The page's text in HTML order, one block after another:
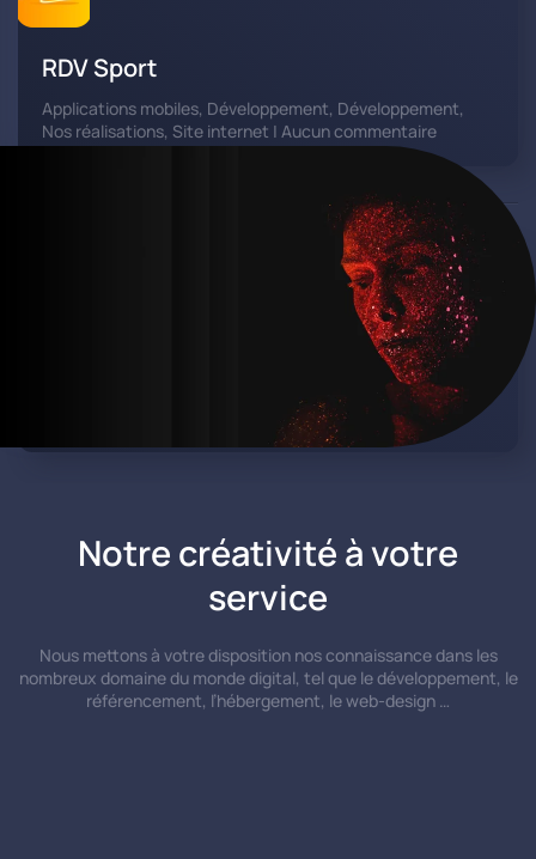
RDV Sport
Applications mobiles, Développement, Développement,
Nos réalisations, Site internet | Aucun commentairesur
RDV
Sport
Applications mobiles, Développement, Développement,
Nos réalisations, Site internet | Aucun commentairesur
N’JOY
Notre créativité à votre
service
Nous mettons à votre disposition nos connaissance dans les
nombreux domaine du monde digital, tel que le développement, le
référencement, l’hébergement, le web-design …